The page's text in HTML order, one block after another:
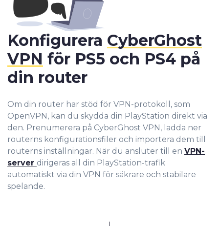
Om din router har stöd för VPN-protokoll, som
OpenVPN, kan du skydda din PlayStation direkt via
den. Prenumerera på CyberGhost VPN, ladda ner
routerns konfigurationsfiler och importera dem till
routerns inställningar. När du ansluter till en VPN-
server dirigeras all din PlayStation-trafik
automatiskt via din VPN för säkrare och stabilare
spelande.
Konfigurera CyberGhost
VPN för PS5 och PS4 på
din router